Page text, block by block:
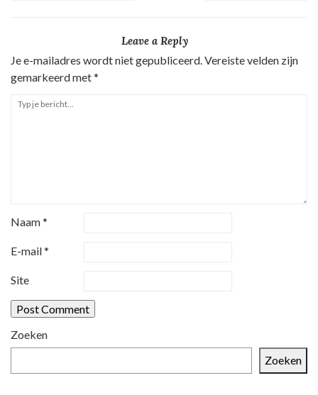
c
h
a
t
e
Leave a Reply
Je e-mailadres wordt niet gepubliceerd. Vereiste velden zijn
gemarkeerd met*
Naam*
E-mail*
Site
Zoeken
Zoeken